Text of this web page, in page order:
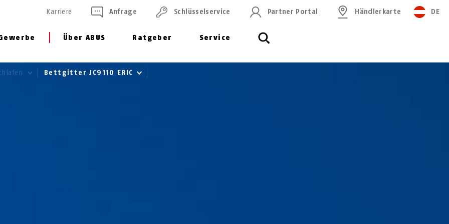
Über ABUS Ratgeber Service
Karriere Anfrage Schlüssel­service Partner Portal Händlerkarte DE
Bettgitter JC9110 ERIC